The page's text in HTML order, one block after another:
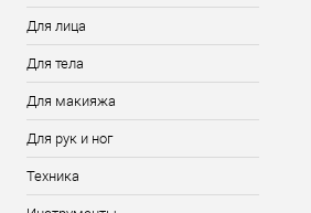
окрашивания,
Особенности
В состав
Придаёт
Обладает
Для лица
Для тела
Для макияжа
Для рук и ног
Техника